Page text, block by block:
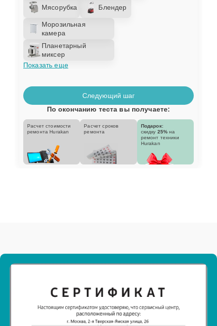
Мясорубка Блендер
Морозильная
камера
Планетарный
миксер
Показать еще
Следующий шаг
По окончанию теста вы получаете:
Расчет стоимости
ремонта Hurakan
Расчет сроков
ремонта
Подарок:
скидку 25% на
ремонт техники
Hurakan